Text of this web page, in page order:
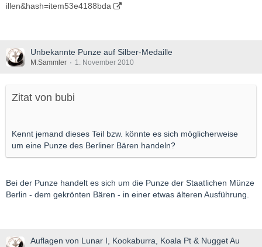
illen&hash=item53e4188bda
Unbekannte Punze auf Silber-Medaille
M.Sammler 1. November 2010
Zitat von bubi
Kennt jemand dieses Teil bzw. könnte es sich möglicherweise
um eine Punze des Berliner Bären handeln?
Bei der Punze handelt es sich um die Punze der Staatlichen Münze
Berlin - dem gekrönten Bären - in einer etwas älteren Ausführung.
Auflagen von Lunar I, Kookaburra, Koala Pt & Nugget Au